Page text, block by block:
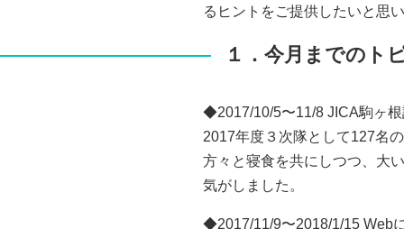
るヒントをご提供したいと思い
１．今月までのト
◆2017/10/5〜11/8 JICA駒ヶ
2017年度３次隊として127名
方々と寝食を共にしつつ、大
気がしました。
◆2017/11/9〜2018/1/15 Web